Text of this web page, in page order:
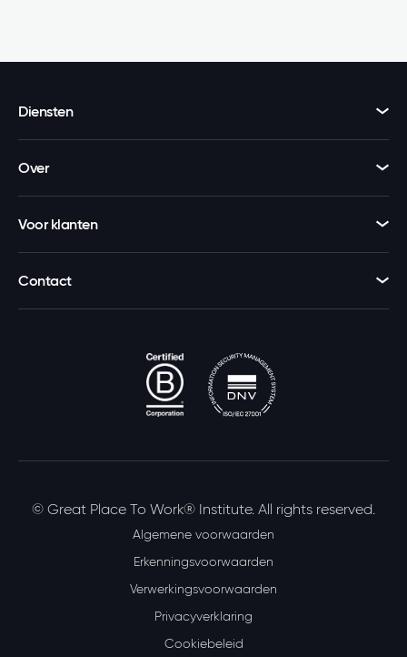
Diensten
Over
Voor klanten
Contact
© Great Place To Work® Institute. All rights reserved.
Algemene voorwaarden
Erkenningsvoorwaarden
Verwerkingsvoorwaarden
Privacyverklaring
Cookiebeleid